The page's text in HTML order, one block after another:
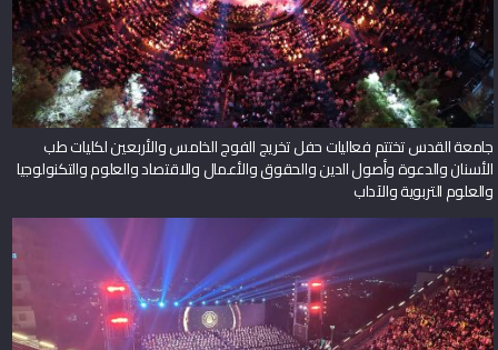
جامعة القدس تختتم فعاليات حفل تخريج الفوج الخامس والأربعين لكليات طب
الأسنان والدعوة وأصول الدين والحقوق والأعمال والاقتصاد والعلوم والتكنولوجيا
والعلوم التربوية والآداب